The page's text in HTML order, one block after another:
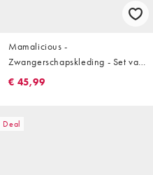
Mamalicious -
Zwangerschapskleding - Set van
3 borstvoedingsbh's met 2
€ 45,99
Deal